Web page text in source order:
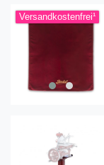
Versandkostenfrei¹